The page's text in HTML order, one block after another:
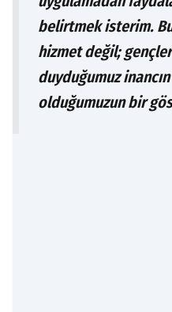
belirtmek isterim.
hizmet değil;
duyduğumuz
olduğumuzun bir